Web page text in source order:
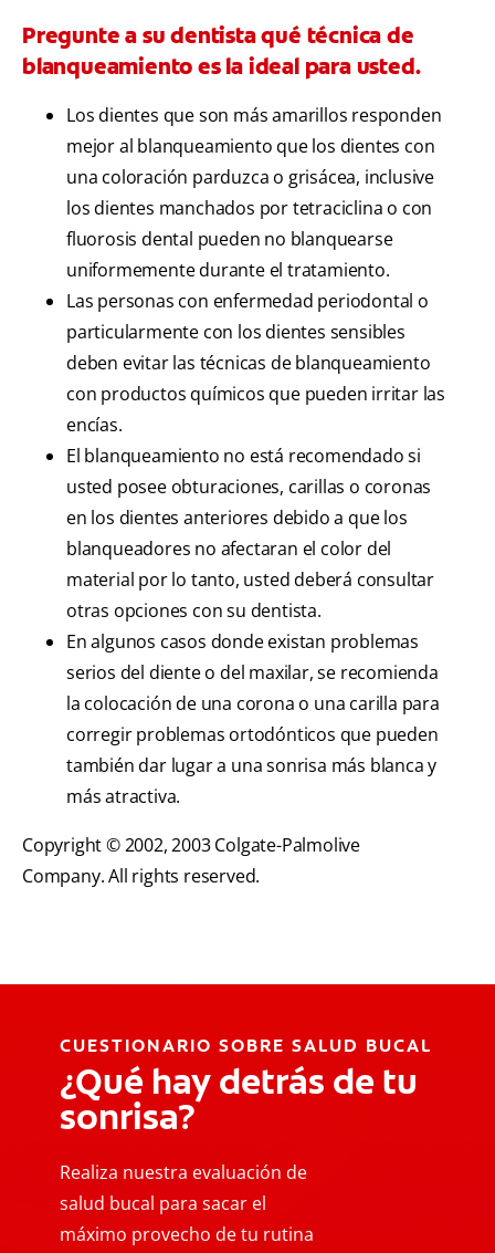
Pregunte a su dentista qué técnica de
blanqueamiento es la ideal para usted.
Los dientes que son más amarillos responden
mejor al blanqueamiento que los dientes con
una coloración parduzca o grisácea, inclusive
los dientes manchados por tetraciclina o con
fluorosis dental pueden no blanquearse
uniformemente durante el tratamiento.
Las personas con enfermedad periodontal o
particularmente con los dientes sensibles
deben evitar las técnicas de blanqueamiento
con productos químicos que pueden irritar las
encías.
El blanqueamiento no está recomendado si
usted posee obturaciones, carillas o coronas
en los dientes anteriores debido a que los
blanqueadores no afectaran el color del
material por lo tanto, usted deberá consultar
otras opciones con su dentista.
En algunos casos donde existan problemas
serios del diente o del maxilar, se recomienda
la colocación de una corona o una carilla para
corregir problemas ortodónticos que pueden
también dar lugar a una sonrisa más blanca y
más atractiva.
Copyright © 2002, 2003 Colgate-Palmolive
Company. All rights reserved.
CUESTIONARIO SOBRE SALUD BUCAL
¿Qué hay detrás de tu
sonrisa?
Realiza nuestra evaluación de
salud bucal para sacar el
máximo provecho de tu rutina